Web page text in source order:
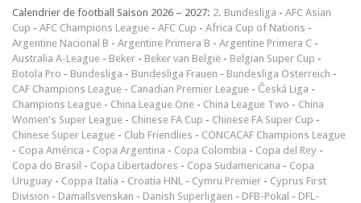
Calendrier de football Saison 2026 – 2027: 2. Bundesliga - AFC Asian
Cup - AFC Champions League - AFC Cup - Africa Cup of Nations -
Argentine Nacional B - Argentine Primera B - Argentine Primera C -
Australia A-League - Beker - Beker van België - Belgian Super Cup -
Botola Pro - Bundesliga - Bundesliga Frauen - Bundesliga Österreich -
CAF Champions League - Canadian Premier League - Česká Liga -
Champions League - China League One - China League Two - China
Women's Super League - Chinese FA Cup - Chinese FA Super Cup -
Chinese Super League - Club Friendlies - CONCACAF Champions League
- Copa América - Copa Argentina - Copa Colombia - Copa del Rey -
Copa do Brasil - Copa Libertadores - Copa Sudamericana - Copa
Uruguay - Coppa Italia - Croatia HNL - Cymru Premier - Cyprus First
Division - Damallsvenskan - Danish Superligaen - DFB-Pokal - DFL-